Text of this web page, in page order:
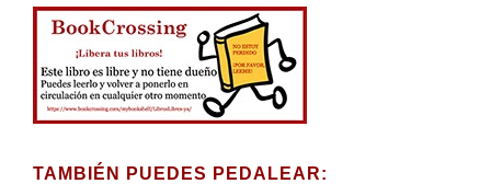
TAMBIÉN PUEDES PEDALEAR: